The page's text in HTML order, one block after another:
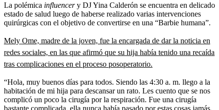
La polémica influencery DJ Yina Calderón se encuentra en delicado
estado de salud luego de haberse realizado varias intervenciones
quirúrgicas con el objetivo de convertirse en una “Barbie humana”.
Mely Ome, madre de la joven, fue la encargada de dar la noticia en
redes sociales, en las que afirmó que su hija había tenido una recaída
tras complicaciones en el proceso posoperatorio.
“Hola, muy buenos días para todos. Siendo las 4:30 a. m. llego a la
habitación de mi hija para descansar un rato. Les cuento que se nos
complicó un poco la cirugía por la respiración. Fue una cirugía
bastante complicada, ella nunca había pasado por estas cosas jamás,